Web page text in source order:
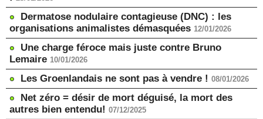
Dermatose nodulaire contagieuse (DNC) : les
organisations animalistes démasquées 12/01/2026
Une charge féroce mais juste contre Bruno
Lemaire 10/01/2026
Les Groenlandais ne sont pas à vendre ! 08/01/2026
Net zéro = désir de mort déguisé, la mort des
autres bien entendu! 07/12/2025